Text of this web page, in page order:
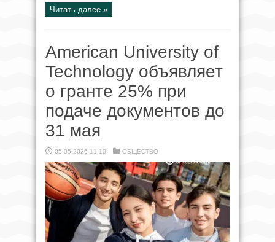
Читать далее »
American University of
Technology объявляет
о гранте 25% при
подаче документов до
31 мая
05.05.2026 11:10 ОБЩЕСТВО